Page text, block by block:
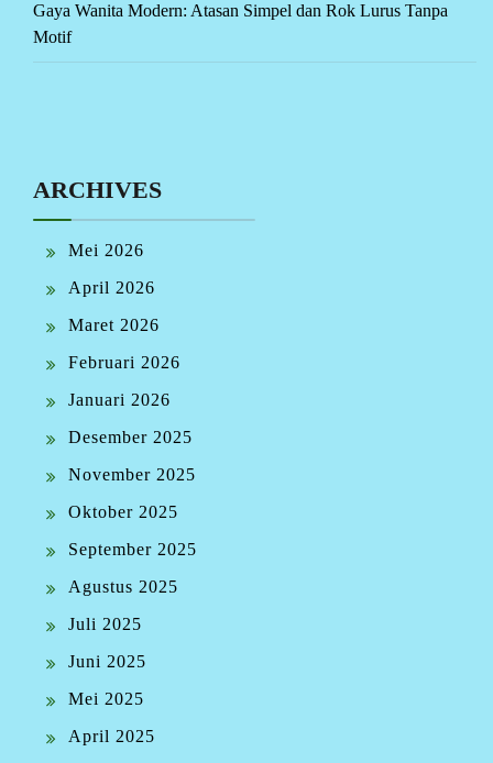
Gaya Wanita Modern: Atasan Simpel dan Rok Lurus Tanpa
Motif
ARCHIVES
Mei 2026
April 2026
Maret 2026
Februari 2026
Januari 2026
Desember 2025
November 2025
Oktober 2025
September 2025
Agustus 2025
Juli 2025
Juni 2025
Mei 2025
April 2025